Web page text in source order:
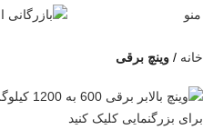
منو
خانه وینچ برقی
برای بزرگنمایی کلیک کنید